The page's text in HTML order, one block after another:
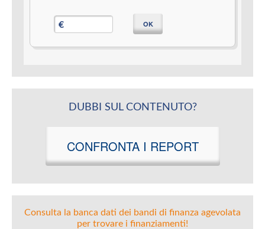
€ OK
DUBBI SUL CONTENUTO?
CONFRONTA I REPORT
Consulta la banca dati dei bandi di finanza agevolata
per trovare i finanziamenti!